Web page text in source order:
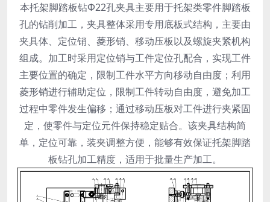
本托架脚踏板钻Φ22孔夹具主要用于托架类零件脚踏板
孔的钻削加工，夹具整体采用专用底板式结构，主要由
夹具体、定位销、菱形销、移动压板以及螺旋夹紧机构
组成。加工时采用定位销与工件定位孔配合，实现工件
主要位置的确定，限制工件水平方向移动自由度；利用
菱形销进行辅助定位，限制工件转动自由度，避免加工
过程中零件发生偏移；通过移动压板对工件进行夹紧固
定，使零件与定位元件保持稳定贴合。该夹具结构简
单，定位可靠，装夹调整方便，能够有效保证托架脚踏
板钻孔加工精度，适用于批量生产加工。